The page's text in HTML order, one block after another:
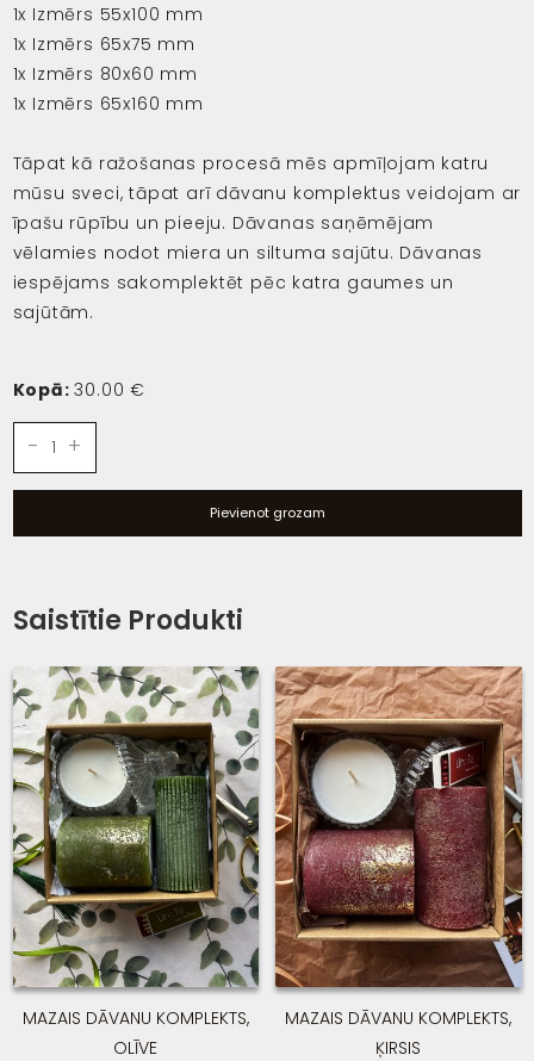
1x Izmērs 55x100 mm
1x Izmērs 65x75 mm
1x Izmērs 80x60 mm
1x Izmērs 65x160 mm
Tāpat kā ražošanas procesā mēs apmīļojam katru
mūsu sveci, tāpat arī dāvanu komplektus veidojam ar
īpašu rūpību un pieeju. Dāvanas saņēmējam
vēlamies nodot miera un siltuma sajūtu. Dāvanas
iespējams sakomplektēt pēc katra gaumes un
sajūtām.
Kopā:30.00 €
"Bronze"
- +
Pievienot grozam
Saistītie Produkti
MAZAIS DĀVANU KOMPLEKTS,
OLĪVE
MAZAIS DĀVANU KOMPLEKTS,
ĶIRSIS